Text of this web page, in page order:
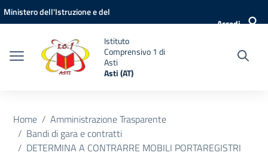
Vai ai contenuti
Vai al menu di navigazione
Vai al footer
Ministero dell'Istruzione e del
Accedi
Istituto
Comprensivo 1 di
Asti
Asti (AT)
Home
Amministrazione Trasparente
Bandi di gara e contratti
DETERMINA A CONTRARRE MOBILI PORTAREGISTRI